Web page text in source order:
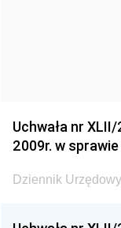
Uchwała nr
2009r. w
Dziennik